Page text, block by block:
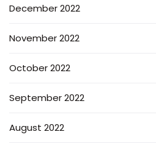
December 2022
November 2022
October 2022
September 2022
August 2022